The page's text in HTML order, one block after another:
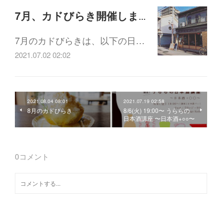
7月、カドびらき開催します！
7月のカドびらきは、以下の日…
2021.07.02 02:02
2021.08.04 08:01
8月のカドびらき
2021.07.19 02:58
8/6(火) 19:00〜 うららの
日本酒講座 〜日本酒+○○〜
0コメント